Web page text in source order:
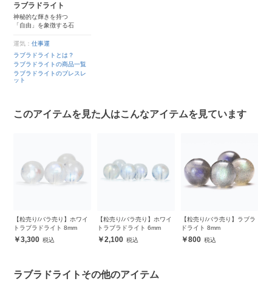
ラブラドライト
神秘的な輝きを持つ
「自由」を象徴する石
運気：仕事運
ラブラドライトとは？
ラブラドライトの商品一覧
ラブラドライトのブレスレ
ット
このアイテムを見た人はこんなアイテムを見ています
【粒売り/バラ売り】ホワイ
トラブラドライト 8mm
3,300
【粒売り/バラ売り】ホワイ
トラブラドライト 6mm
2,100
【粒売り/バラ売り】ラブラ
ドライト 8mm
800
ラブラドライトその他のアイテム